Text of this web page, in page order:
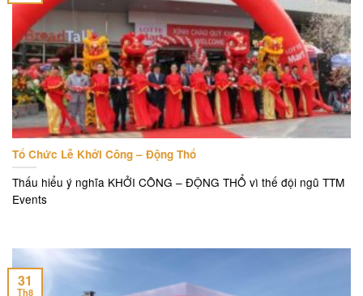
Tổ Chức Lễ Khởi Công – Động Thổ
Thấu hiểu ý nghĩa KHỞI CÔNG – ĐỘNG THỔ vì thế đội ngũ TTM
Events
31
Th8